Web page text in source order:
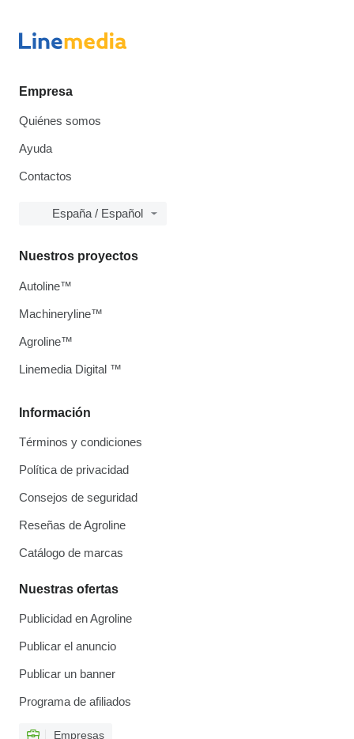
Empresa
Quiénes somos
Ayuda
Contactos
España / Español
Información
Términos y condiciones
Política de privacidad
Consejos de seguridad
Reseñas de Agroline
Catálogo de marcas
Nuestras ofertas
Publicidad en Agroline
Publicar el anuncio
Publicar un banner
Programa de afiliados
Empresas
Nuestros proyectos
Autoline™
Machineryline™
Agroline™
Linemedia Digital ™